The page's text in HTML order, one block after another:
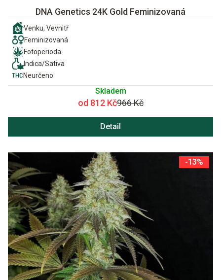
DNA Genetics 24K Gold Feminizovaná
Venku, Vevnitř
Feminizovaná
Fotoperioda
Indica/Sativa
Neurčeno
Skladem
od 812 Kč966 Kč
Detail
-13%